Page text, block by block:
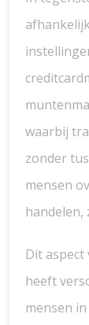
waarbij
zonder
mensen
Dit
heeft
mensen